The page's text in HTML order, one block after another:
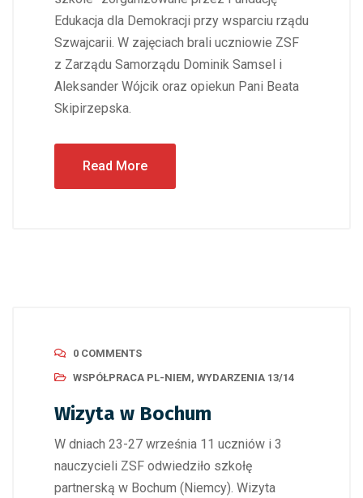
Edukacja dla Demokracji przy wsparciu rządu
Szwajcarii. W zajęciach brali uczniowie ZSF
z Zarządu Samorządu Dominik Samsel i
Aleksander Wójcik oraz opiekun Pani Beata
Skipirzepska.
Read More
0 COMMENTS
WSPÓŁPRACA PL-NIEM, WYDARZENIA 13/14
Wizyta w Bochum
W dniach 23-27 września 11 uczniów i 3
nauczycieli ZSF odwiedziło szkołę
partnerską w Bochum (Niemcy). Wizyta